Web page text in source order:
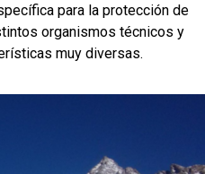
para la protección de
organismos técnicos y
muy diversas.